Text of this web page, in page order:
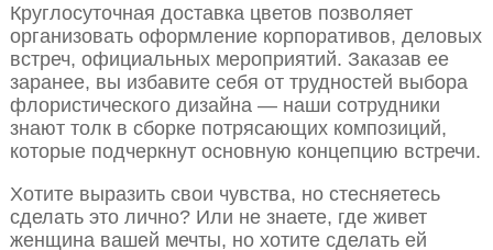
Круглосуточная доставка цветов позволяет
организовать оформление корпоративов, деловых
встреч, официальных мероприятий. Заказав ее
заранее, вы избавите себя от трудностей выбора
флористического дизайна — наши сотрудники
знают толк в сборке потрясающих композиций,
которые подчеркнут основную концепцию встречи.
Хотите выразить свои чувства, но стесняетесь
сделать это лично? Или не знаете, где живет
женщина вашей мечты, но хотите сделать ей